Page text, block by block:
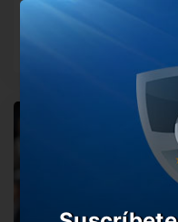
Buffon, que jugó en el